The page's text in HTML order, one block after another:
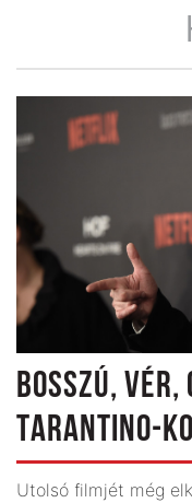
BOSSZÚ,
TARANTINO-
Utolsó filmjét még